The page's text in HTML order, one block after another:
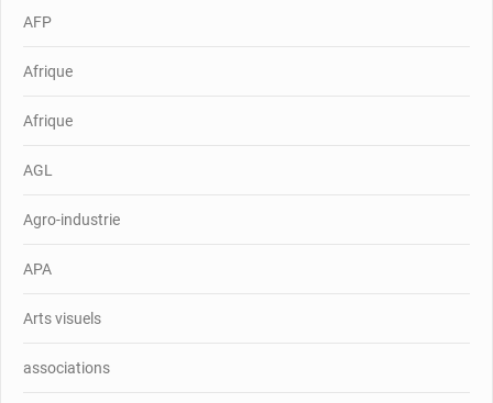
AFP
Afrique
Afrique
AGL
Agro-industrie
APA
Arts visuels
associations